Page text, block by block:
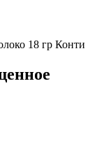
18 гр Конти